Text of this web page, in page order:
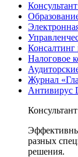
Консалтинг
Налоговое
Журнал
Антивирус
разных
решения.